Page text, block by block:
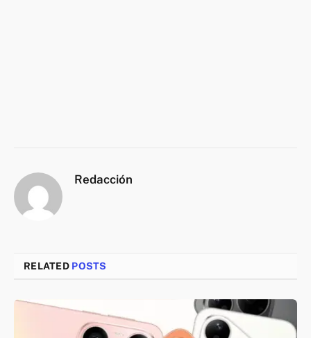
Redacción
RELATED POSTS